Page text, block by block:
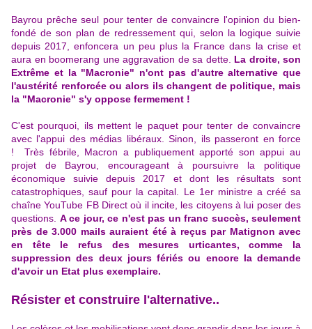
Bayrou prêche seul pour tenter de convaincre l'opinion du bien-
fondé de son plan de redressement qui, selon la logique suivie
depuis 2017, enfoncera un peu plus la France dans la crise et
aura en boomerang une aggravation de sa dette. La droite, son
Extrême et la "Macronie" n'ont pas d'autre alternative que
l'austérité renforcée ou alors ils changent de politique, mais
la "Macronie" s'y oppose fermement !
C'est pourquoi, ils mettent le paquet pour tenter de convaincre
avec l'appui des médias libéraux. Sinon, ils passeront en force
!Très fébrile, Macron a publiquement apporté son appui au
projet de Bayrou, encourageant à poursuivre la politique
économique suivie depuis 2017 et dont les résultats sont
catastrophiques, sauf pour la capital. Le 1er ministre a créé sa
chaîne YouTube FB Direct où il incite, les citoyens à lui poser des
questions. A ce jour, ce n'est pas un franc succès, seulement
près de 3.000 mails auraient été à reçus par Matignon avec
en tête le refus des mesures urticantes, comme la
suppression des deux jours fériés ou encore la demande
d'avoir un Etat plus exemplaire.
Résister et construire l'alternative..